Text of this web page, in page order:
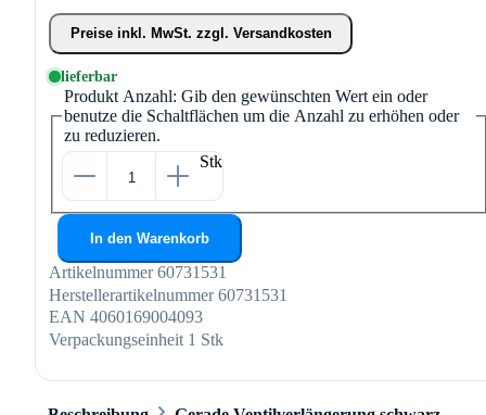
Preise inkl. MwSt. zzgl. Versandkosten
lieferbar
Produkt Anzahl: Gib den gewünschten Wert ein oder
benutze die Schaltflächen um die Anzahl zu erhöhen oder
zu reduzieren.
Stk
In den Warenkorb
Artikelnummer 60731531
Herstellerartikelnummer 60731531
EAN 4060169004093
Verpackungseinheit 1 Stk